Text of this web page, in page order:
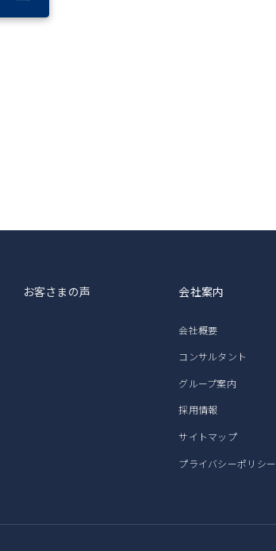
お客さまの声 会社案内
会社概要
コンサルタント
グループ案内
採用情報
サイトマップ
プライバシーポリシー